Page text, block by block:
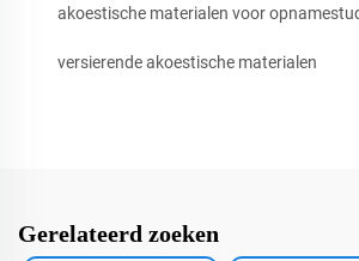
akoestische materialen voor
versierende akoestische materialen
Gerelateerd zoeken